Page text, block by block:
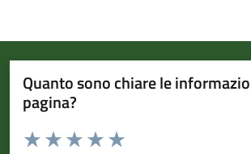
Quanto sono chiare le
pagina?
Valuta da 1 a 5 stelle la pagina